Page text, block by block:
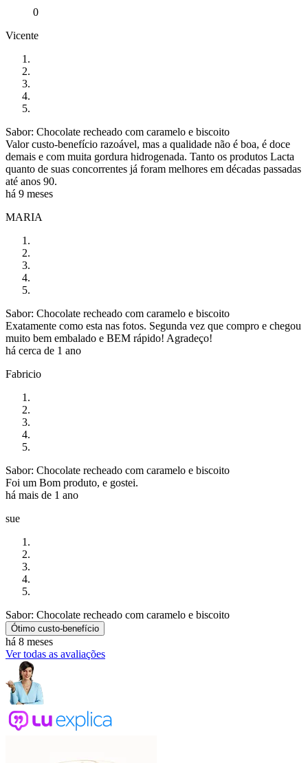
0
Vicente
Sabor: Chocolate recheado com caramelo e biscoito
Valor custo-benefício razoável, mas a qualidade não é boa, é doce
demais e com muita gordura hidrogenada. Tanto os produtos Lacta
quanto de suas concorrentes já foram melhores em décadas passadas
até anos 90.
há 9 meses
MARIA
Sabor: Chocolate recheado com caramelo e biscoito
Exatamente como esta nas fotos. Segunda vez que compro e chegou
muito bem embalado e BEM rápido! Agradeço!
há cerca de 1 ano
Fabricio
Sabor: Chocolate recheado com caramelo e biscoito
Foi um Bom produto, e gostei.
há mais de 1 ano
sue
Sabor: Chocolate recheado com caramelo e biscoito
Ótimo custo-benefício
há 8 meses
Ver todas as avaliações